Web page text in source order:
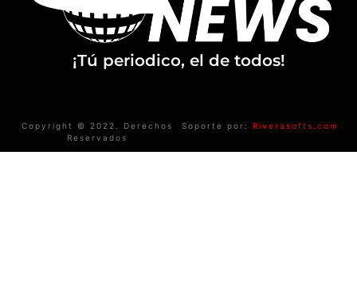
¡Tú periodico, el de todos!
Copyright © 2022. Derechos
Reservados
Soporte por: Riverasofts.com